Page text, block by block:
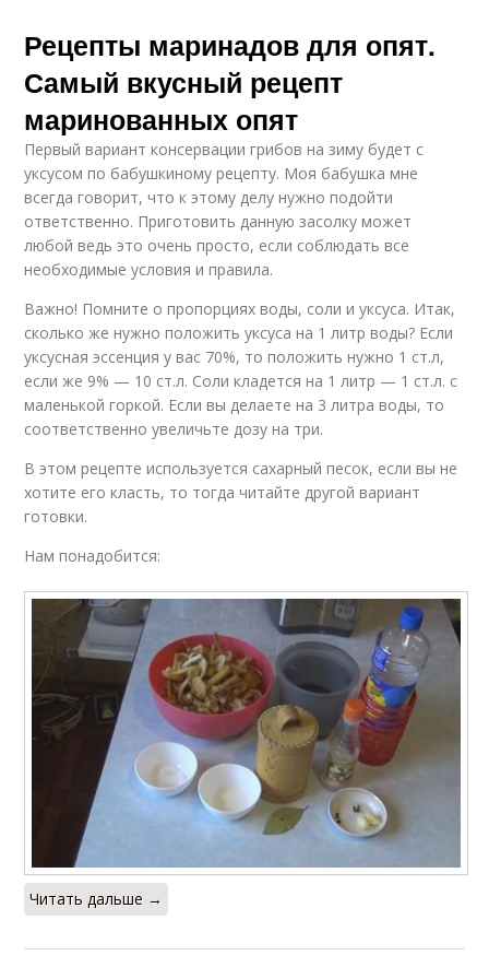
Рецепты маринадов для опят.
Самый вкусный рецепт
маринованных опят
Первый вариант консервации грибов на зиму будет с
уксусом по бабушкиному рецепту. Моя бабушка мне
всегда говорит, что к этому делу нужно подойти
ответственно. Приготовить данную засолку может
любой ведь это очень просто, если соблюдать все
необходимые условия и правила.
Важно! Помните о пропорциях воды, соли и уксуса. Итак,
сколько же нужно положить уксуса на 1 литр воды? Если
уксусная эссенция у вас 70%, то положить нужно 1 ст.л,
если же 9% — 10 ст.л. Соли кладется на 1 литр — 1 ст.л. с
маленькой горкой. Если вы делаете на 3 литра воды, то
соответственно увеличьте дозу на три.
В этом рецепте используется сахарный песок, если вы не
хотите его класть, то тогда читайте другой вариант
готовки.
Нам понадобится:
Читать дальше →